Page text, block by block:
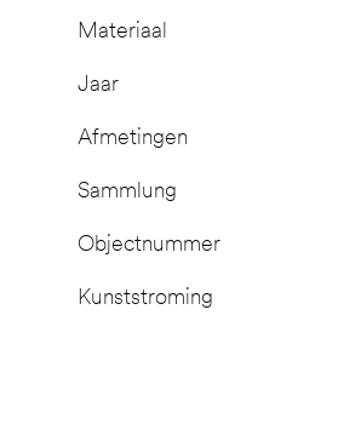
Materiaal
Jaar
Afmetingen
Sammlung
Objectnummer
Kunststroming